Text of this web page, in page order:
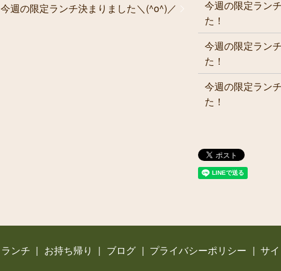
今週の限定ランチ決まりました＼(^o^)／
今週の限定ラン
た！
今週の限定ラン
た！
今週の限定ラン
た！
ランチ お持ち帰り ブログ プライバシーポリシー サ